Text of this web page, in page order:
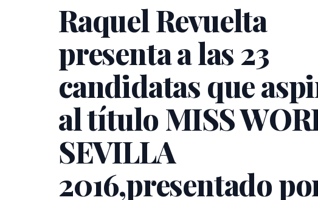
Raquel Revuelta
presenta a las 23
candidatas que
al título MISS
SEVILLA
2016,presentado